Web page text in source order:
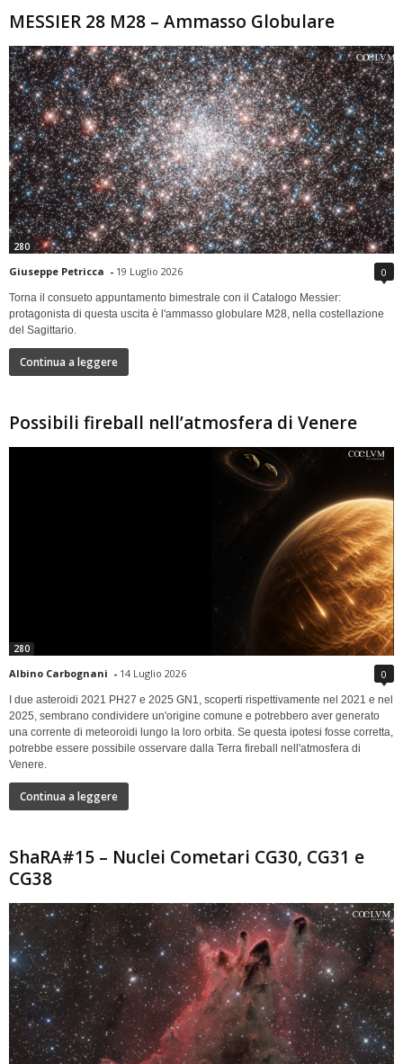
MESSIER 28 M28 – Ammasso Globulare
280
Giuseppe Petricca - 19 Luglio 2026 0
Torna il consueto appuntamento bimestrale con il Catalogo Messier:
protagonista di questa uscita è l'ammasso globulare M28, nella costellazione
del Sagittario.
Continua a leggere
Possibili fireball nell’atmosfera di Venere
280
Albino Carbognani - 14 Luglio 2026 0
I due asteroidi 2021 PH27 e 2025 GN1, scoperti rispettivamente nel 2021 e nel
2025, sembrano condividere un'origine comune e potrebbero aver generato
una corrente di meteoroidi lungo la loro orbita. Se questa ipotesi fosse corretta,
potrebbe essere possibile osservare dalla Terra fireball nell'atmosfera di
Venere.
Continua a leggere
ShaRA#15 – Nuclei Cometari CG30, CG31 e
CG38